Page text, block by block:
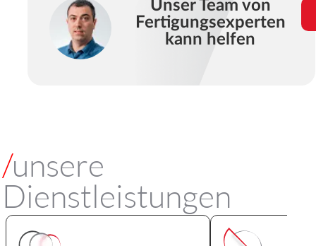
Unser Team von
Fertigungsexperten
kann helfen
/unsere
Dienstleistungen